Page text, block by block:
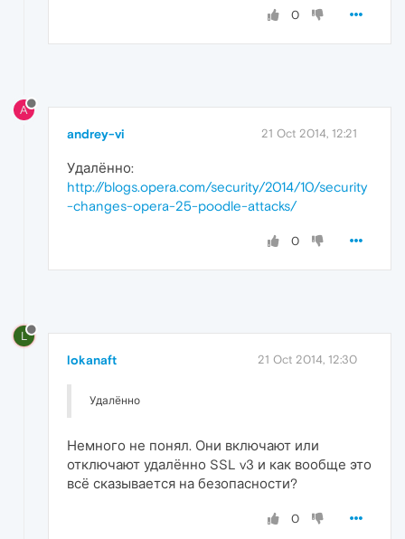
0
A
andrey-vi 21 Oct 2014, 12:21
Удалённо:
http://blogs.opera.com/security/2014/10/security
-changes-opera-25-poodle-attacks/
0
L
lokanaft 21 Oct 2014, 12:30
Удалённо
Немного не понял. Они включают или
отключают удалённо SSL v3 и как вообще это
всё сказывается на безопасности?
0